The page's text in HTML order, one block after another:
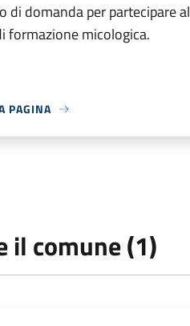
di domanda per partecipare al
formazione micologica.
PAGINA
il comune (1)